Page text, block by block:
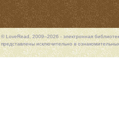
© LoveRead, 2009–2026 - электронная
представлены исключительно в